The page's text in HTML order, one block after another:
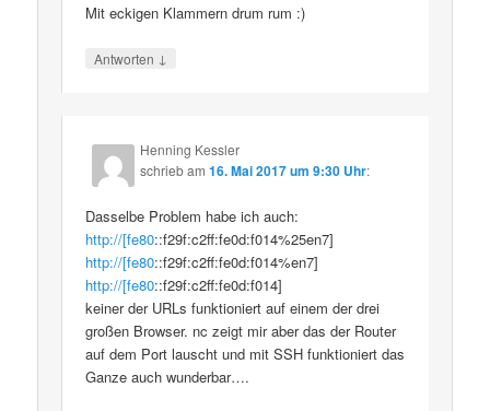
Mit eckigen Klammern drum rum :)
Antworten ↓
Henning Kessler
schriebam16. Mai 2017 um 9:30 Uhr:
Dasselbe Problem habe ich auch:
http://[fe80::f29f:c2ff:fe0d:f014%25en7]
http://[fe80::f29f:c2ff:fe0d:f014%en7]
http://[fe80::f29f:c2ff:fe0d:f014]
keiner der URLs funktioniert auf einem der drei
großen Browser. nc zeigt mir aber das der Router
auf dem Port lauscht und mit SSH funktioniert das
Ganze auch wunderbar….